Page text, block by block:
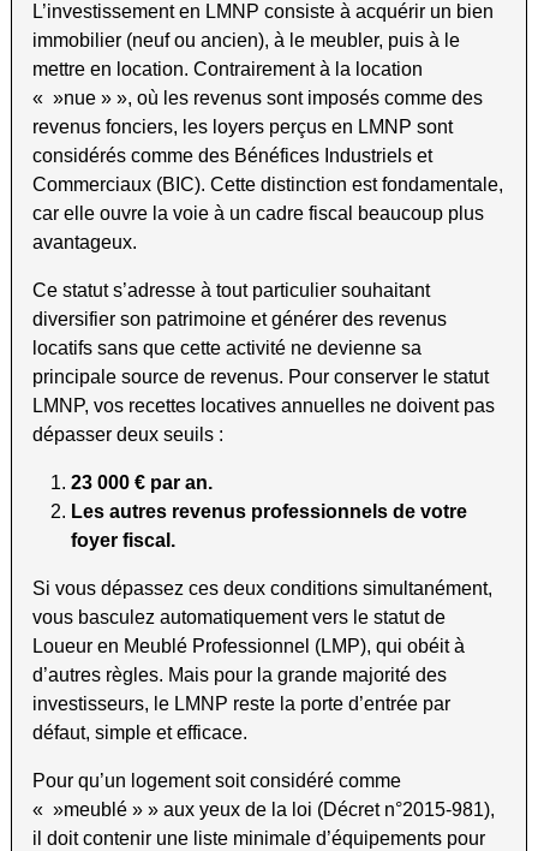
L’investissement en LMNP consiste à acquérir un bien
immobilier (neuf ou ancien), à le meubler, puis à le
mettre en location. Contrairement à la location
« »nue » », où les revenus sont imposés comme des
revenus fonciers, les loyers perçus en LMNP sont
considérés comme des Bénéfices Industriels et
Commerciaux (BIC). Cette distinction est fondamentale,
car elle ouvre la voie à un cadre fiscal beaucoup plus
avantageux.
Ce statut s’adresse à tout particulier souhaitant
diversifier son patrimoine et générer des revenus
locatifs sans que cette activité ne devienne sa
principale source de revenus. Pour conserver le statut
LMNP, vos recettes locatives annuelles ne doivent pas
dépasser deux seuils :
23 000 € par an.
Les autres revenus professionnels de votre
foyer fiscal.
Si vous dépassez ces deux conditions simultanément,
vous basculez automatiquement vers le statut de
Loueur en Meublé Professionnel (LMP), qui obéit à
d’autres règles. Mais pour la grande majorité des
investisseurs, le LMNP reste la porte d’entrée par
défaut, simple et efficace.
Pour qu’un logement soit considéré comme
« »meublé » » aux yeux de la loi (Décret n°2015-981),
il doit contenir une liste minimale d’équipements pour